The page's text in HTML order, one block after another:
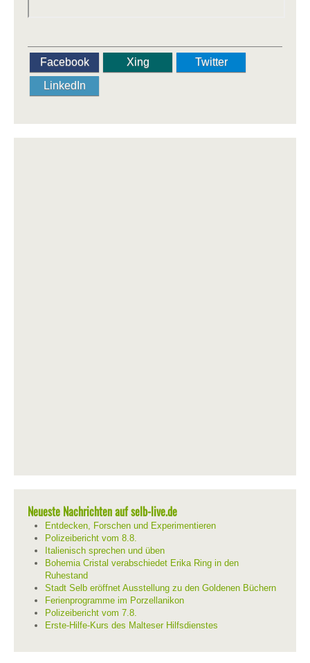
Facebook Xing
Twitter
LinkedIn
Neueste Nachrichten auf selb-live.de
Entdecken, Forschen und Experimentieren
Polizeibericht vom 8.8.
Italienisch sprechen und üben
Bohemia Cristal verabschiedet Erika Ring in den
Ruhestand
Stadt Selb eröffnet Ausstellung zu den Goldenen Büchern
Ferienprogramme im Porzellanikon
Polizeibericht vom 7.8.
Erste-Hilfe-Kurs des Malteser Hilfsdienstes